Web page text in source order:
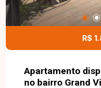
oportunidade para
espaçoso, funcional
Tubalina. Agende
todos os detalhes
R$
Apartamento
no bairro Grand